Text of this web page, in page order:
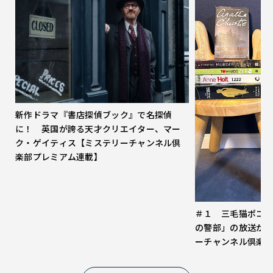
新作ドラマ『書店探偵ブック』で名探偵
に！ 英国が誇る天才クリエイター、マー
ク・ゲイティス【ミステリーチャンネル倶
楽部プレミアム連載】
＃１ 三毛猫ポコ
の警部」の放送が
ーチャンネル倶楽